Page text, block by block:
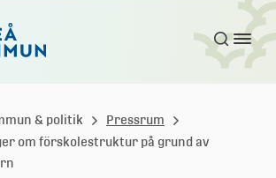
Gå till innehållet
& politik
Pressrum
om förskolestruktur på grund av